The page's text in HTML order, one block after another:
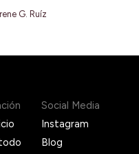
Irene G. Ruíz
Social Media
Instagram
Blog